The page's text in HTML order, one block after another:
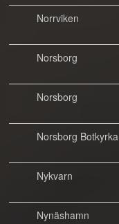
Norrviken
Norsborg
Norsborg
Norsborg Botkyrka
Nykvarn
Nynäshamn